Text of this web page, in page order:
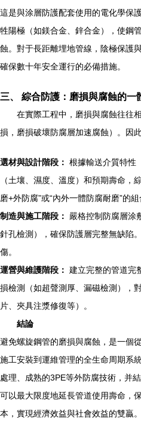
這是與涂層防護配套使用的電化學保
牲陽極（如鎂合金、鋅合金），使鋼
蝕。對于長距離埋地管線，陰極保護
確保數十年安全運行的必備措施。
三、 綜合防護：磨損與腐蝕的一
在實際工程中，磨損與腐蝕往往
損，磨損破壞防腐層加速腐蝕）。因
選材與設計階段： 根據輸送介質特性
（土壤、濕度、溫度）和預期壽命，
磨+外防腐”或“內外一體防腐耐磨”的組
制造與施工階段：
嚴格控制防腐層涂
針孔檢測），確保防護層完整無缺陷
傷。
運營與維護階段： 建立完整的管道完
損檢測（如超聲測厚、漏磁檢測），
片、夾具注漿修復等）。
結論
避免螺旋鋼管的磨損與腐蝕，是一個
施工安裝到運維管理的全生命周期系
處理、成熟的3PE等外防腐技術，并
可以最大限度地延長管道使用壽命，
本，實現經濟效益與社會效益的雙贏。